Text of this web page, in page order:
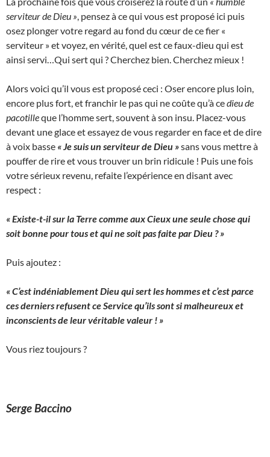
serviteur de Dieu » , pensez à ce qui vous est proposé ici puis
osez plonger votre regard au fond du cœur de ce fier «
serviteur » et voyez, en vérité, quel est ce faux-dieu qui est
ainsi servi…Qui sert qui ? Cherchez bien. Cherchez mieux !
Alors voici qu’il vous est proposé ceci : Oser encore plus loin,
encore plus fort, et franchir le pas qui ne coûte qu’à cedieu de
pacotilleque l’homme sert, souvent à son insu. Placez-vous
devant une glace et essayez de vous regarder en face et de dire
à voix basse « Je suis un serviteur de Dieu »sans vous mettre à
pouffer de rire et vous trouver un brin ridicule ! Puis une fois
votre sérieux revenu, refaite l’expérience en disant avec
respect :
« Existe-t-il sur la Terre comme aux Cieux une seule chose qui
soit bonne pour tous et qui ne soit pas faite par Dieu ? »
Puis ajoutez :
« C’est indéniablement Dieu qui sert les hommes et c’est parce
ces derniers refusent ce Service qu’ils sont si malheureux et
inconscients de leur véritable valeur ! »
Vous riez toujours ?
Serge Baccino